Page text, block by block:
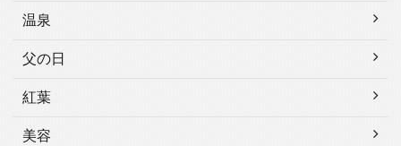
温泉
父の日
紅葉
美容